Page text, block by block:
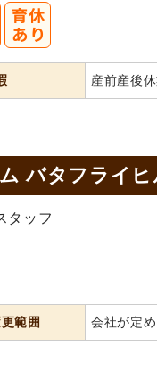
産前産後
バタフライ
タッフ
範囲 会社が定